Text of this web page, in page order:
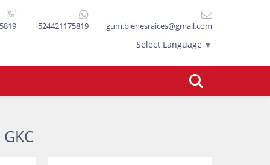
+524421175819 gum.bienesraices@gmail.com
Select Language ▼